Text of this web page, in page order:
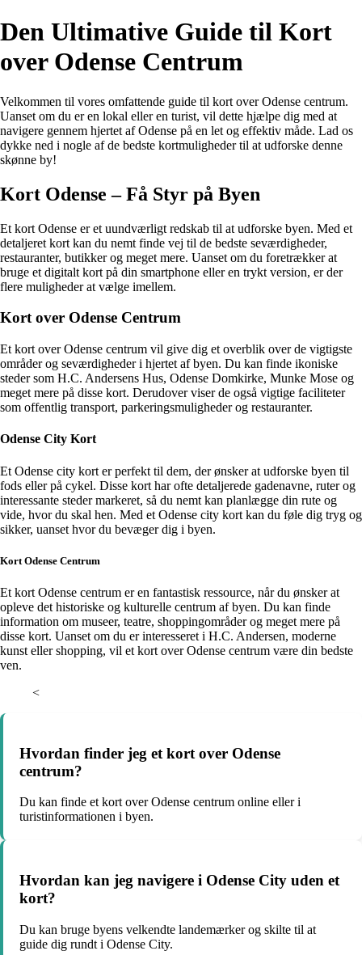
Den Ultimative Guide til Kort
over Odense Centrum
Velkommen til vores omfattende guide til kort over Odense centrum.
Uanset om du er en lokal eller en turist, vil dette hjælpe dig med at
navigere gennem hjertet af Odense på en let og effektiv måde. Lad os
dykke ned i nogle af de bedste kortmuligheder til at udforske denne
skønne by!
Kort Odense – Få Styr på Byen
Et kort Odense er et uundværligt redskab til at udforske byen. Med et
detaljeret kort kan du nemt finde vej til de bedste seværdigheder,
restauranter, butikker og meget mere. Uanset om du foretrækker at
bruge et digitalt kort på din smartphone eller en trykt version, er der
flere muligheder at vælge imellem.
Kort over Odense Centrum
Et kort over Odense centrum vil give dig et overblik over de vigtigste
områder og seværdigheder i hjertet af byen. Du kan finde ikoniske
steder som H.C. Andersens Hus, Odense Domkirke, Munke Mose og
meget mere på disse kort. Derudover viser de også vigtige faciliteter
som offentlig transport, parkeringsmuligheder og restauranter.
Odense City Kort
Et Odense city kort er perfekt til dem, der ønsker at udforske byen til
fods eller på cykel. Disse kort har ofte detaljerede gadenavne, ruter og
interessante steder markeret, så du nemt kan planlægge din rute og
vide, hvor du skal hen. Med et Odense city kort kan du føle dig tryg og
sikker, uanset hvor du bevæger dig i byen.
Kort Odense Centrum
Et kort Odense centrum er en fantastisk ressource, når du ønsker at
opleve det historiske og kulturelle centrum af byen. Du kan finde
information om museer, teatre, shoppingområder og meget mere på
disse kort. Uanset om du er interesseret i H.C. Andersen, moderne
kunst eller shopping, vil et kort over Odense centrum være din bedste
ven.
<
Hvordan finder jeg et kort over Odense
centrum?
Du kan finde et kort over Odense centrum online eller i
turistinformationen i byen.
Hvordan kan jeg navigere i Odense City uden et
kort?
Du kan bruge byens velkendte landemærker og skilte til at
guide dig rundt i Odense City.